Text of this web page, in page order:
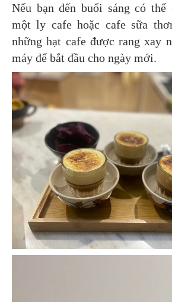
Nếu bạn đến buổi sáng có thể
một ly cafe hoặc cafe sữa
những hạt cafe được rang xay
máy để bắt đầu cho ngày mới.